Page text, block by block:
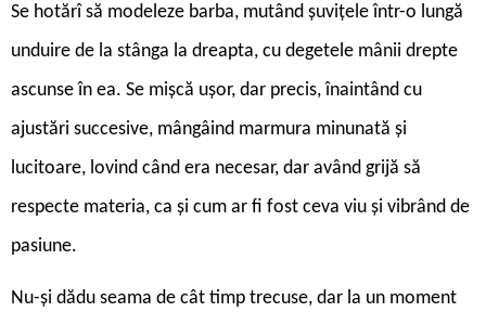
Se hotărî să modeleze barba, mutând șuvițele într-o lungă
unduire de la stânga la dreapta, cu degetele mânii drepte
ascunse în ea. Se mișcă ușor, dar precis, înaintând cu
ajustări succesive, mângâind marmura minunată și
lucitoare, lovind când era necesar, dar având grijă să
respecte materia, ca și cum ar fi fost ceva viu și vibrând de
pasiune.
Nu-și dădu seama de cât timp trecuse, dar la un moment